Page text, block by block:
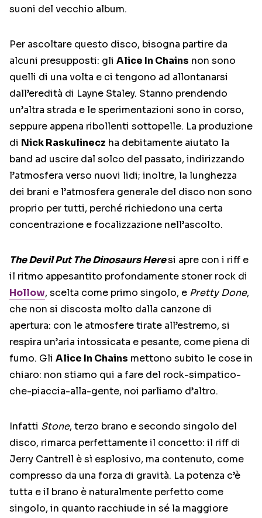
suoni del vecchio album.
Per ascoltare questo disco, bisogna partire da
alcuni presupposti: gli Alice In Chains non sono
quelli di una volta e ci tengono ad allontanarsi
dall’eredità di Layne Staley. Stanno prendendo
un’altra strada e le sperimentazioni sono in corso,
seppure appena ribollenti sottopelle. La produzione
di Nick Raskulinecz ha debitamente aiutato la
band ad uscire dal solco del passato, indirizzando
l’atmosfera verso nuovi lidi; inoltre, la lunghezza
dei brani e l’atmosfera generale del disco non sono
proprio per tutti, perché richiedono una certa
concentrazione e focalizzazione nell’ascolto.
The Devil Put The Dinosaurs Heresi apre con i riff e
il ritmo appesantito profondamente stoner rock di
Hollow, scelta come primo singolo, e Pretty Done,
che non si discosta molto dalla canzone di
apertura: con le atmosfere tirate all’estremo, si
respira un’aria intossicata e pesante, come piena di
fumo. Gli Alice In Chains mettono subito le cose in
chiaro: non stiamo qui a fare del rock-simpatico-
che-piaccia-alla-gente, noi parliamo d’altro.
Infatti Stone, terzo brano e secondo singolo del
disco, rimarca perfettamente il concetto: il riff di
Jerry Cantrell è sì esplosivo, ma contenuto, come
compresso da una forza di gravità. La potenza c’è
tutta e il brano è naturalmente perfetto come
singolo, in quanto racchiude in sé la maggiore